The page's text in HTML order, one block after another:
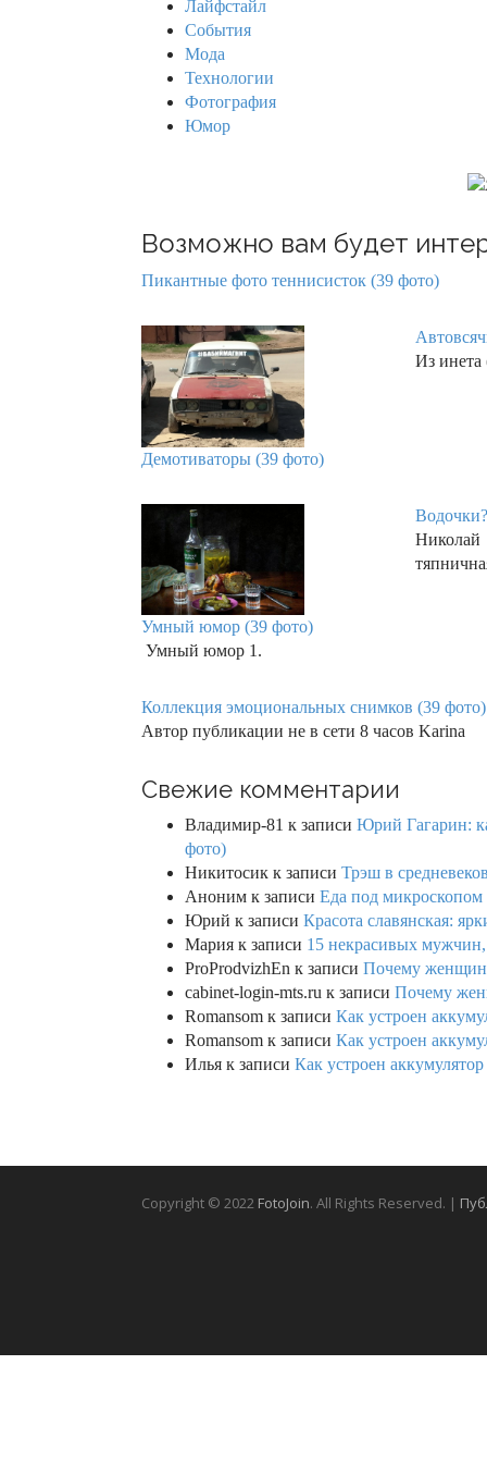
Лайфстайл
События
Мода
Технологии
Фотография
Юмор
Возможно вам будет
Пикантные фото теннисисток (39 фото)
Из инета
Демотиваторы (39 фото)
Николай
Умный юмор (39 фото)
Умный юмор 1.
Коллекция эмоциональных снимков (39 фото)
Автор публикации не в сети 8 часов Karina
Свежие комментарии
Владимир-81 к записи Юрий Гагарин:
фото)
Никитосик к записи Трэш в
Аноним к записи Еда под микроскопом
Юрий к записи Красота славянская:
Мария к записи 15 некрасивых
ProProdvizhEn к записи Почему
cabinet-login-mts.ru к записи Почему
Romansom к записи Как устроен
Romansom к записи Как устроен
Илья к записи Как устроен
Copyright © 2022 FotoJoin. All Rights Reserved. |